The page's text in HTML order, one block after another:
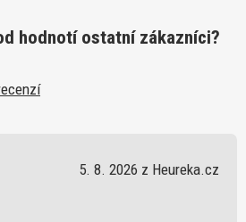
hodnotí ostatní zákazníci?
5. 8. 2026 z Heureka.cz